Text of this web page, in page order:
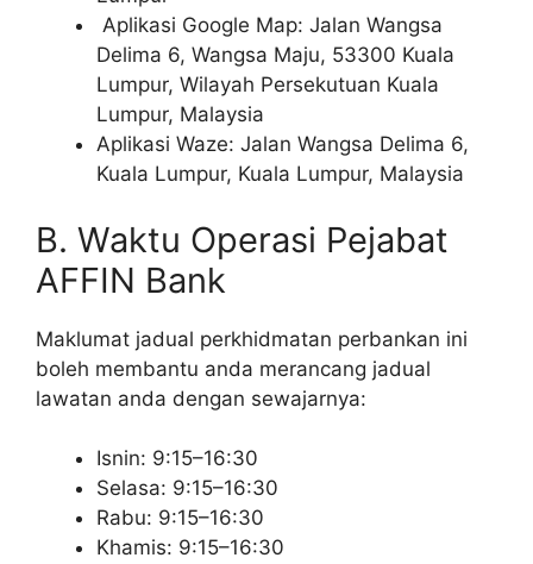
Aplikasi Google Map: Jalan Wangsa
Delima 6, Wangsa Maju, 53300 Kuala
Lumpur, Wilayah Persekutuan Kuala
Lumpur, Malaysia
Aplikasi Waze: Jalan Wangsa Delima 6,
Kuala Lumpur, Kuala Lumpur, Malaysia
B. Waktu Operasi Pejabat
AFFIN Bank
Maklumat jadual perkhidmatan perbankan ini
boleh membantu anda merancang jadual
lawatan anda dengan sewajarnya:
Isnin: 9:15–16:30
Selasa: 9:15–16:30
Rabu: 9:15–16:30
Khamis: 9:15–16:30